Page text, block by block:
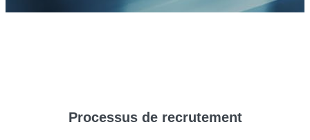
Processus de recrutement